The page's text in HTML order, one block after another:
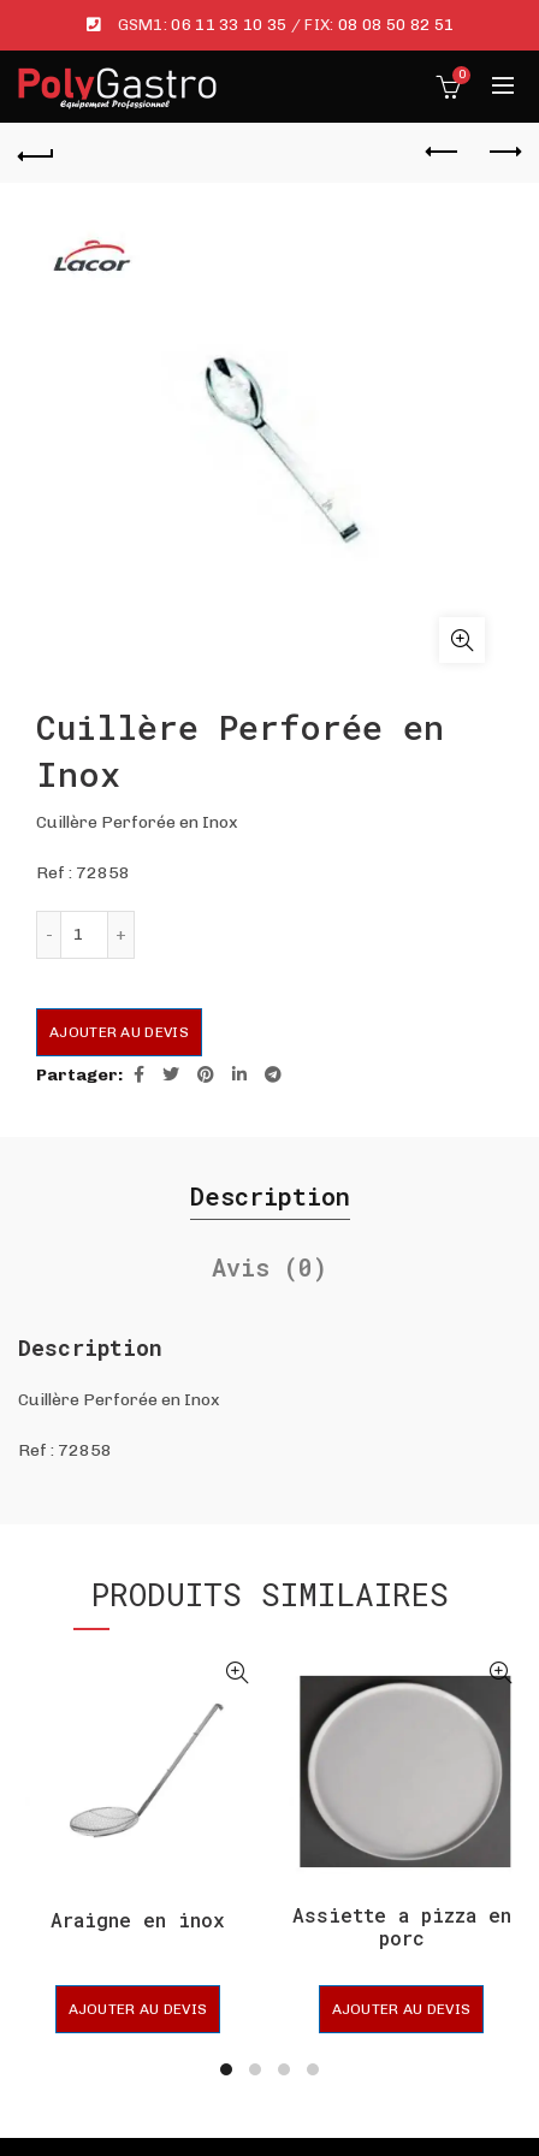
GSM1:06 11 33 10 35 / FIX: 08 08 50 82 51
0
Cuillère Perforée en
Inox
Cuillère Perforée en Inox
Ref : 72858
AJOUTER AU DEVIS
Partager
Description
Avis (0)
Description
Cuillère Perforée en Inox
Ref : 72858
PRODUITS SIMILAIRES
Araigne en inox
AJOUTER AU DEVIS
Assiette a pizza en
porc
AJOUTER AU DEVIS